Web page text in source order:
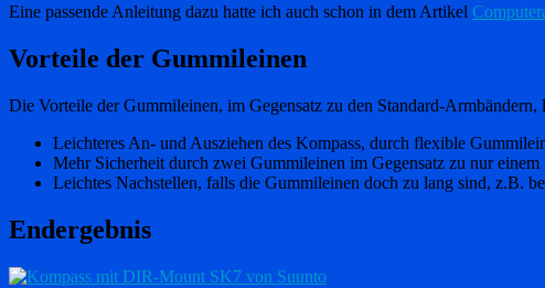
Eine passende Anleitung dazu hatte ich auch schon in dem Artikel
Vorteile der Gummileinen
Die Vorteile der Gummileinen, im Gegensatz zu den Standard-Armbändern,
Leichteres An- und Ausziehen des Kompass, durch flexible
Mehr Sicherheit durch zwei Gummileinen im Gegensatz zu nur einem
Leichtes Nachstellen, falls die Gummileinen doch zu lang sind, z.B.
Endergebnis